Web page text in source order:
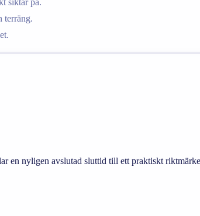
terräng.
en nyligen avslutad sluttid till ett praktiskt